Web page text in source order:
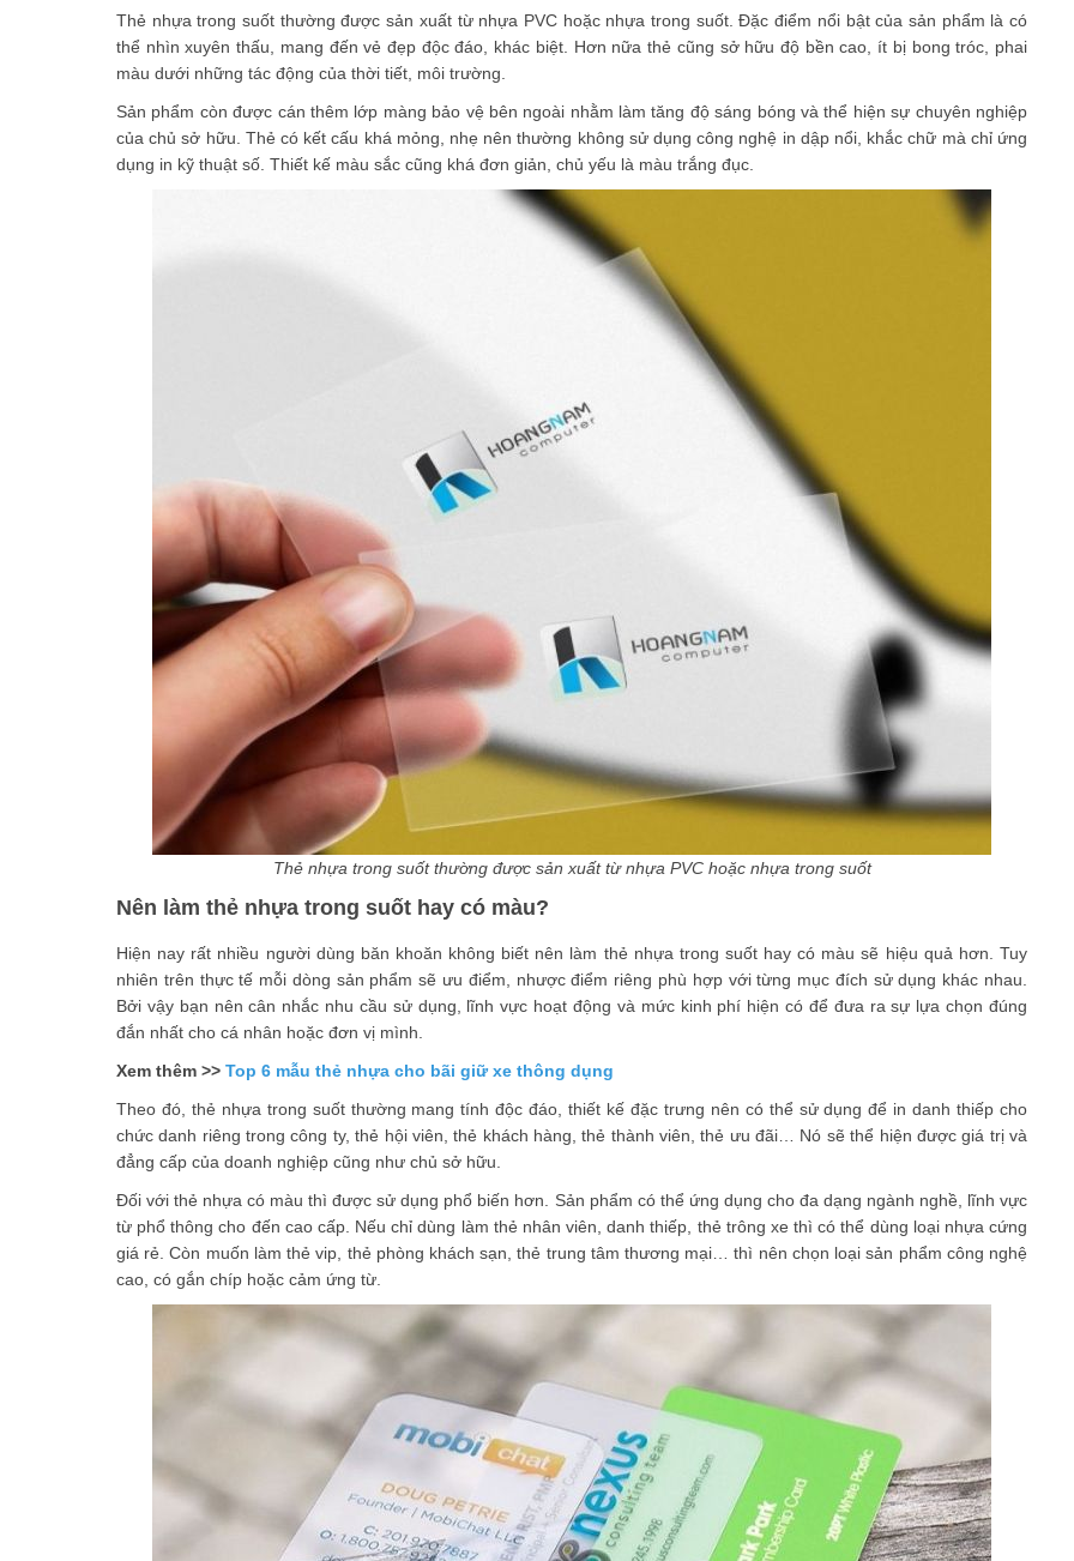
Thẻ nhựa trong suốt thường được sản xuất từ nhựa PVC hoặc nhựa trong suốt. Đặc điểm nổi bật của sản phẩm là có
thể nhìn xuyên thấu, mang đến vẻ đẹp độc đáo, khác biệt. Hơn nữa thẻ cũng sở hữu độ bền cao, ít bị bong tróc, phai
màu dưới những tác động của thời tiết, môi trường.
Sản phẩm còn được cán thêm lớp màng bảo vệ bên ngoài nhằm làm tăng độ sáng bóng và thể hiện sự chuyên nghiệp
của chủ sở hữu. Thẻ có kết cấu khá mỏng, nhẹ nên thường không sử dụng công nghệ in dập nổi, khắc chữ mà chỉ ứng
dụng in kỹ thuật số. Thiết kế màu sắc cũng khá đơn giản, chủ yếu là màu trắng đục.
Thẻ nhựa trong suốt thường được sản xuất từ nhựa PVC hoặc nhựa trong suốt
Nên làm thẻ nhựa trong suốt hay có màu?
Hiện nay rất nhiều người dùng băn khoăn không biết nên làm thẻ nhựa trong suốt hay có màu sẽ hiệu quả hơn. Tuy
nhiên trên thực tế mỗi dòng sản phẩm sẽ ưu điểm, nhược điểm riêng phù hợp với từng mục đích sử dụng khác nhau.
Bởi vậy bạn nên cân nhắc nhu cầu sử dụng, lĩnh vực hoạt động và mức kinh phí hiện có để đưa ra sự lựa chọn đúng
đắn nhất cho cá nhân hoặc đơn vị mình.
Xem thêm >> Top 6 mẫu thẻ nhựa cho bãi giữ xe thông dụng
Theo đó, thẻ nhựa trong suốt thường mang tính độc đáo, thiết kế đặc trưng nên có thể sử dụng để in danh thiếp cho
chức danh riêng trong công ty, thẻ hội viên, thẻ khách hàng, thẻ thành viên, thẻ ưu đãi… Nó sẽ thể hiện được giá trị và
đẳng cấp của doanh nghiệp cũng như chủ sở hữu.
Đối với thẻ nhựa có màu thì được sử dụng phổ biến hơn. Sản phẩm có thể ứng dụng cho đa dạng ngành nghề, lĩnh vực
từ phổ thông cho đến cao cấp. Nếu chỉ dùng làm thẻ nhân viên, danh thiếp, thẻ trông xe thì có thể dùng loại nhựa cứng
giá rẻ. Còn muốn làm thẻ vip, thẻ phòng khách sạn, thẻ trung tâm thương mại… thì nên chọn loại sản phẩm công nghệ
cao, có gắn chíp hoặc cảm ứng từ.